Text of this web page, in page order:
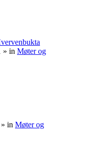
» in Møter og
» in Møter og